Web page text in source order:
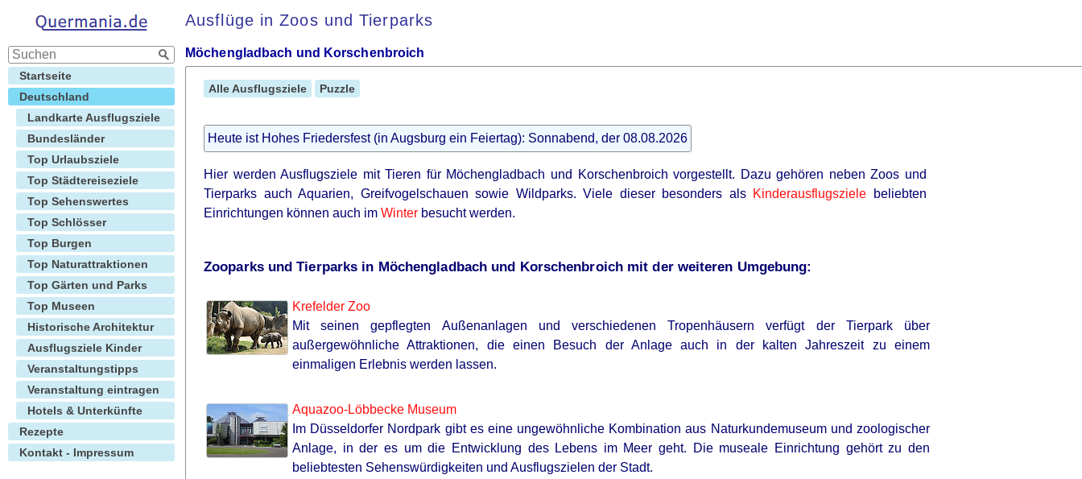
Ausflüge in Zoos und Tierparks
Möchengladbach und Korschenbroich
Alle Ausflugsziele Puzzle
Heute ist Hohes Friedersfest (in Augsburg ein Feiertag): Sonnabend, der 08.08.2026
Hier werden Ausflugsziele mit Tieren für Möchengladbach und Korschenbroich vorgestellt. Dazu gehören neben Zoos und
Tierparks auch Aquarien, Greifvogelschauen sowie Wildparks. Viele dieser besonders als Kinderausflugsziele beliebten
Einrichtungen können auch im Winter besucht werden.
Zooparks und Tierparks in Möchengladbach und Korschenbroich mit der weiteren Umgebung:
Krefelder Zoo
Mit seinen gepflegten Außenanlagen und verschiedenen Tropenhäusern verfügt der Tierpark über
außergewöhnliche Attraktionen, die einen Besuch der Anlage auch in der kalten Jahreszeit zu einem
einmaligen Erlebnis werden lassen.
Aquazoo-Löbbecke Museum
Im Düsseldorfer Nordpark gibt es eine ungewöhnliche Kombination aus Naturkundemuseum und zoologischer
Anlage, in der es um die Entwicklung des Lebens im Meer geht. Die museale Einrichtung gehört zu den
beliebtesten Sehenswürdigkeiten und Ausflugszielen der Stadt.
Startseite
Deutschland
Landkarte Ausflugsziele
Bundesländer
Top Urlaubsziele
Top Städtereiseziele
Top Sehenswertes
Top Schlösser
Top Burgen
Top Naturattraktionen
Top Gärten und Parks
Top Museen
Historische Architektur
Ausflugsziele Kinder
Veranstaltungstipps
Veranstaltung eintragen
Hotels & Unterkünfte
Rezepte
Kontakt - Impressum